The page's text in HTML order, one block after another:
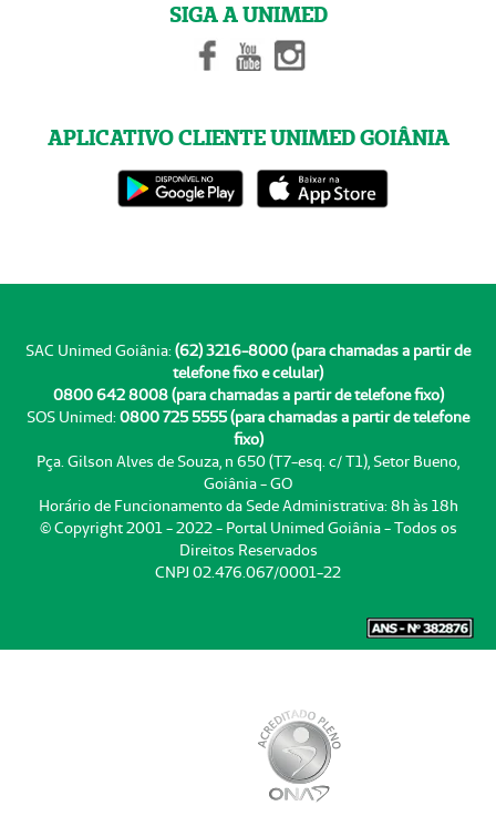
SIGA A UNIMED
APLICATIVO CLIENTE UNIMED GOIÂNIA
SAC Unimed Goiânia: (62) 3216-8000 (para chamadas a partir de
telefone fixo e celular)
0800 642 8008 (para chamadas a partir de telefone fixo)
SOS Unimed: 0800 725 5555 (para chamadas a partir de telefone
fixo)
Pça. Gilson Alves de Souza, n 650 (T7-esq. c/ T1), Setor Bueno,
Goiânia - GO
Horário de Funcionamento da Sede Administrativa: 8h às 18h
© Copyright 2001 - 2022 - Portal Unimed Goiânia - Todos os
Direitos Reservados
CNPJ 02.476.067/0001-22